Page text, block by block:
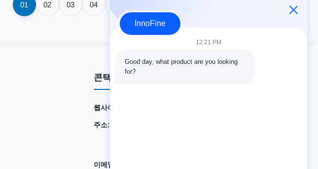
01 02 03 04
콘택트 세목
웹사이트:
주소:
이메일:
InnoFine
12:21 PM
Good day, what product are you looking
for?